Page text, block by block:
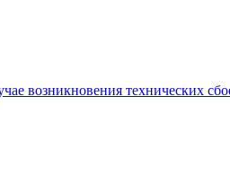
возникновения технических